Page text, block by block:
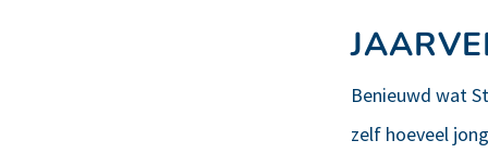
Benieuwd wat
zelf hoeveel